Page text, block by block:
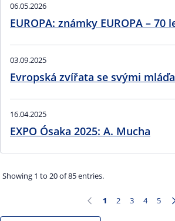
06.05.2026
EUROPA: známky EUROPA – 70
03.09.2025
Evropská zvířata se svými
16.04.2025
EXPO Ósaka 2025: A. Mucha
Showing 1 to 20 of 85 entries.
Page
1 Page
2 Page
3 Page
4 5